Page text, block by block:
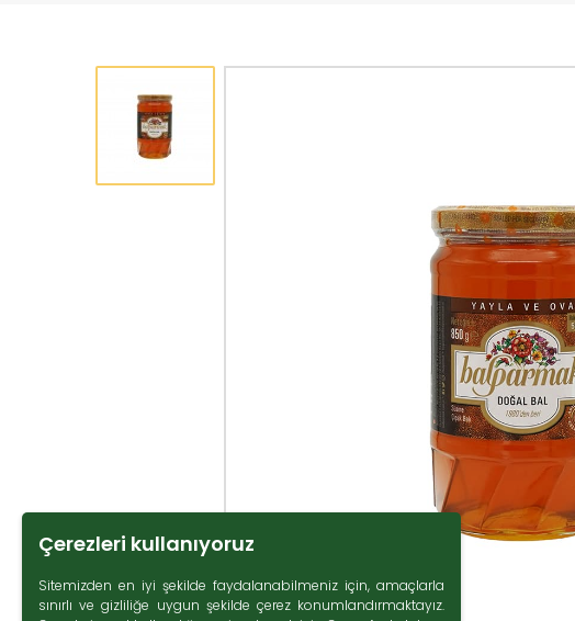
Çerezleri kullanıyoruz
Sitemizden en iyi şekilde faydalanabilmeniz için, amaçlarla
sınırlı ve gizliliğe uygun şekilde çerez konumlandırmaktayız.